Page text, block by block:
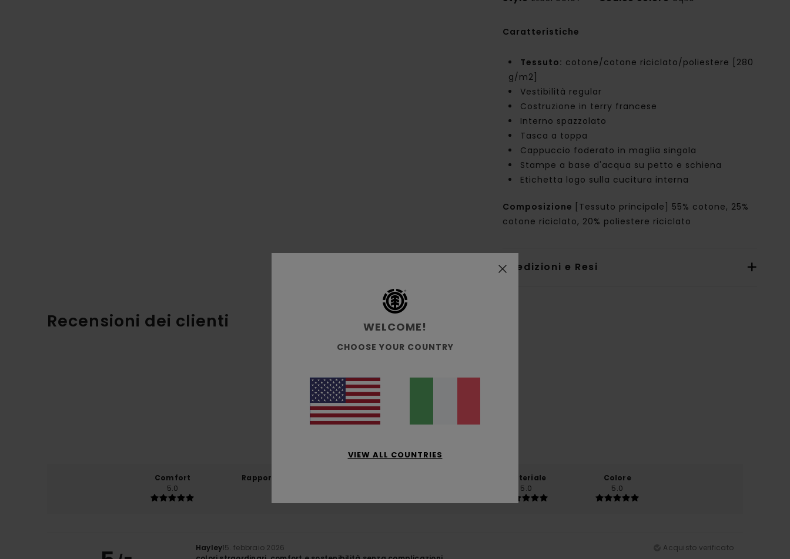
Caratteristiche
Tessuto: cotone/cotone riciclato/poliestere [280
g/m2]
Vestibilità regular
Costruzione in terry francese
Interno spazzolato
Tasca a toppa
Cappuccio foderato in maglia singola
Stampe a base d'acqua su petto e schiena
Etichetta logo sulla cucitura interna
Composizione
[Tessuto principale] 55% cotone, 25%
cotone riciclato, 20% poliestere riciclato
Spedizioni e Resi
Recensioni dei clienti
5.0
Comfort
5.0
Rapporto qualità-prezzo
Materiale
5.0
Colore
5.0
Hayley15. febbraio 2026
Acquisto verificato
WELCOME!
CHOOSE YOUR COUNTRY
VIEW ALL COUNTRIES